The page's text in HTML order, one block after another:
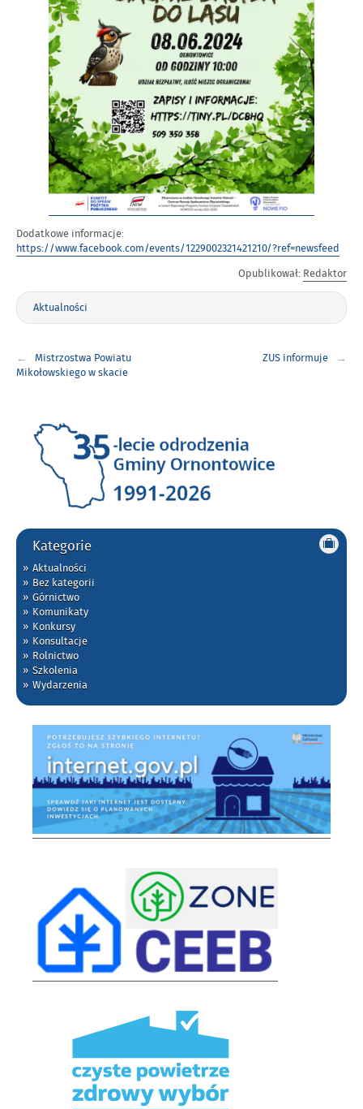
Dodatkowe informacje:
https://www.facebook.com/events/1229002321421210/?ref=newsfeed
Opublikował: Redaktor
Aktualności
wpisu
Mistrzostwa Powiatu
Mikołowskiego w skacie
ZUS informuje
Kategorie
Aktualności
Bez kategorii
Górnictwo
Komunikaty
Konkursy
Konsultacje
Rolnictwo
Szkolenia
Wydarzenia